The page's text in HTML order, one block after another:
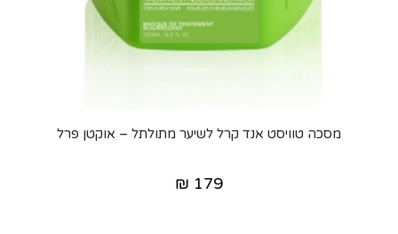
מסכה טוויסט אנד קרל לשיער מתולתל – אוקטן פרל
₪ 179